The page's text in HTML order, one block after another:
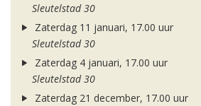
Sleutelstad 30
Zaterdag 11 januari, 17.00 uur
Sleutelstad 30
Zaterdag 4 januari, 17.00 uur
Sleutelstad 30
Zaterdag 21 december, 17.00 uur